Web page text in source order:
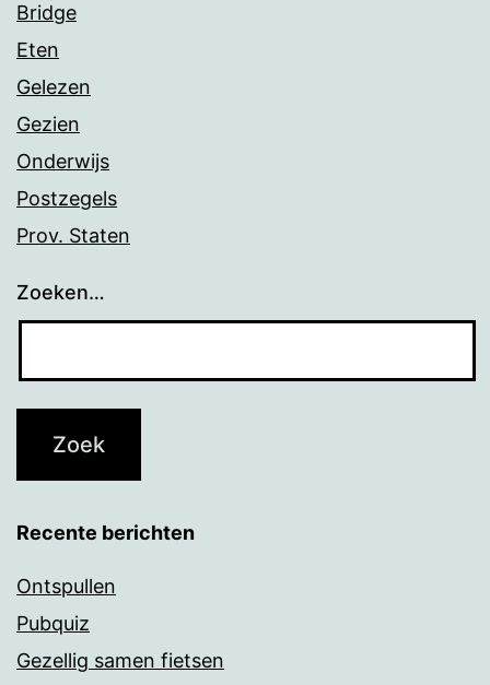
Bridge
Eten
Gelezen
Gezien
Onderwijs
Postzegels
Prov. Staten
Zoeken…
Recente berichten
Ontspullen
Pubquiz
Gezellig samen fietsen